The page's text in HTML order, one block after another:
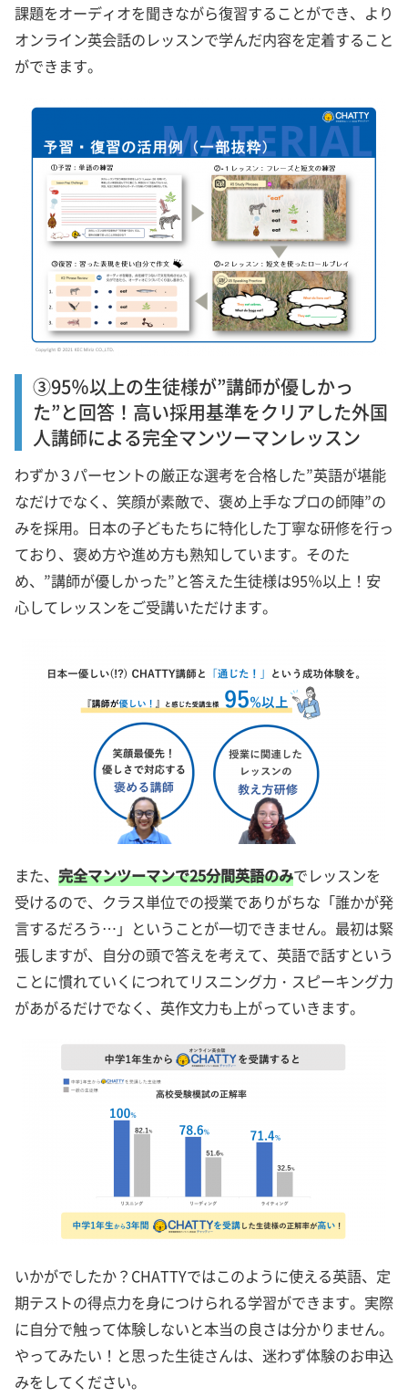
課題をオーディオを聞きながら復習することができ、より
オンライン英会話のレッスンで学んだ内容を定着すること
ができます。
③95％以上の生徒様が”講師が優しかっ
た”と回答！高い採用基準をクリアした外国
人講師による完全マンツーマンレッスン
わずか３パーセントの厳正な選考を合格した”英語が堪能
なだけでなく、笑顔が素敵で、褒め上手なプロの師陣”の
みを採用。日本の子どもたちに特化した丁寧な研修を行っ
ており、褒め方や進め方も熟知しています。そのた
め、”講師が優しかった”と答えた生徒様は95％以上！安
心してレッスンをご受講いただけます。
また、 完全マンツーマンで25分間英語のみでレッスンを
受けるので、クラス単位での授業でありがちな「誰かが発
言するだろう…」ということが一切できません。最初は緊
張しますが、自分の頭で答えを考えて、英語で話すという
ことに慣れていくにつれてリスニング力・スピーキング力
があがるだけでなく、英作文力も上がっていきます。
いかがでしたか？CHATTYではこのように使える英語、定
期テストの得点力を身につけられる学習ができます。実際
に自分で触って体験しないと本当の良さは分かりません。
やってみたい！と思った生徒さんは、迷わず体験のお申込
みをしてください。